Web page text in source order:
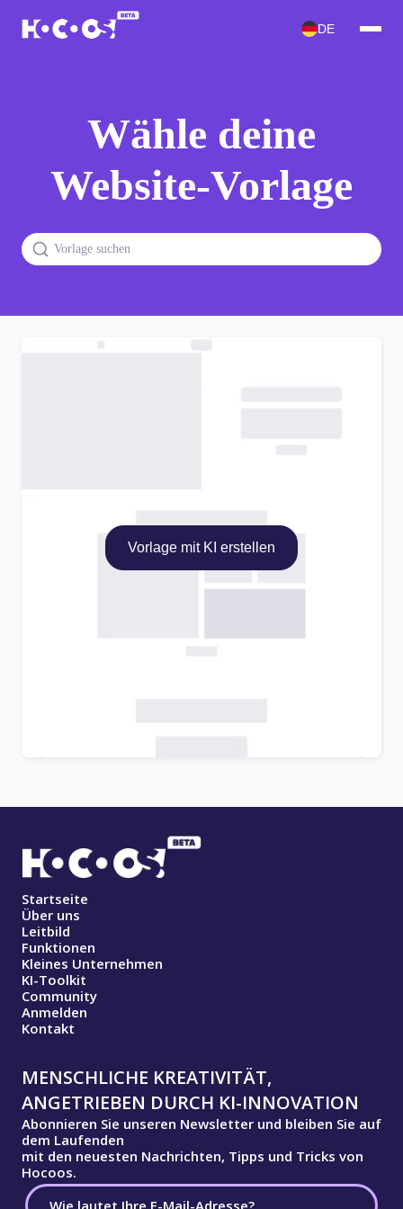
DE
Wähle deine
Website-Vorlage
Vorlage mit KI erstellen
Startseite
Über uns
Leitbild
Funktionen
Kleines Unternehmen
KI-Toolkit
Community
Anmelden
Kontakt
MENSCHLICHE KREATIVITÄT,
ANGETRIEBEN DURCH KI-INNOVATION
Abonnieren Sie unseren Newsletter und bleiben Sie auf
dem Laufenden
mit den neuesten Nachrichten, Tipps und Tricks von
Hocoos.